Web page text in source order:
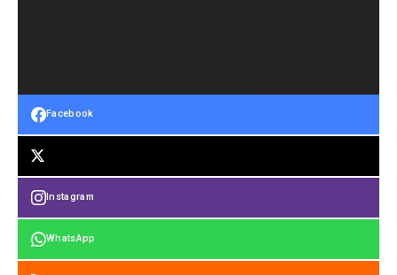
Facebook
Instagram
WhatsApp